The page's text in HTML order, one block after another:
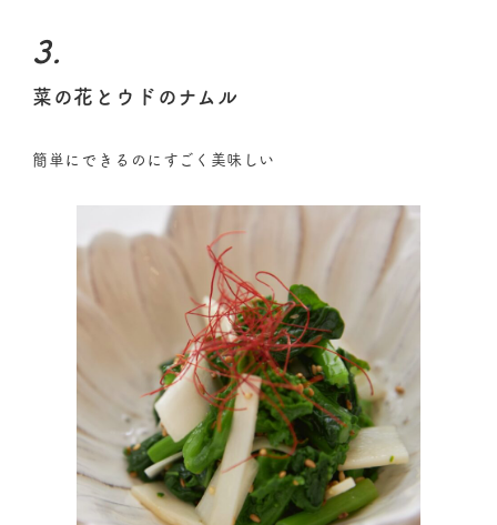
3.
菜の花とウドのナムル
簡単にできるのにすごく美味しい